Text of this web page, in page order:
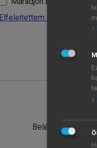
Elfelejtettem a jelszavamat
Belépés
↓
↓